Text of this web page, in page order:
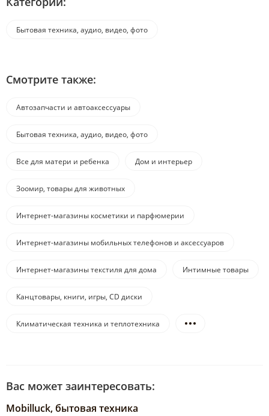
Бытовая техника, аудио, видео, фото
Смотрите также:
Автозапчасти и автоаксессуары
Бытовая техника, аудио, видео, фото
Все для матери и ребенка Дом и интерьер
Зоомир, товары для животных
Интернет-магазины косметики и парфюмерии
Интернет-магазины мобильных телефонов и аксессуаров
Интернет-магазины текстиля для дома Интимные товары
Канцтовары, книги, игры, CD диски
Климатическая техника и теплотехника
Вас может заинтересовать:
Mobilluck, бытовая техника